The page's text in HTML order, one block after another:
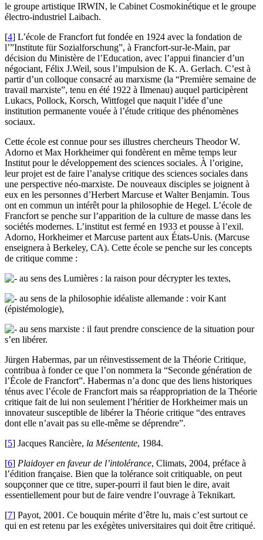
le groupe artistique IRWIN, le Cabinet Cosmokinétique et le groupe
électro-industriel Laibach.
[4] L’école de Francfort fut fondée en 1924 avec la fondation de
l’”Institute für Sozialforschung”, à Francfort-sur-le-Main, par
décision du Ministère de l’Education, avec l’appui financier d’un
négociant, Félix J.Weil, sous l’impulsion de K. A. Gerlach. C’est à
partir d’un colloque consacré au marxisme (la “Première semaine de
travail marxiste”, tenu en été 1922 à Ilmenau) auquel participèrent
Lukacs, Pollock, Korsch, Wittfogel que naquit l’idée d’une
institution permanente vouée à l’étude critique des phénomènes
sociaux.
Cette école est connue pour ses illustres chercheurs Theodor W.
Adorno et Max Horkheimer qui fondèrent en même temps leur
Institut pour le développement des sciences sociales. À l’origine,
leur projet est de faire l’analyse critique des sciences sociales dans
une perspective néo-marxiste. De nouveaux disciples se joignent à
eux en les personnes d’Herbert Marcuse et Walter Benjamin. Tous
ont en commun un intérêt pour la philosophie de Hegel. L’école de
Francfort se penche sur l’apparition de la culture de masse dans les
sociétés modernes. L’institut est fermé en 1933 et pousse à l’exil.
Adorno, Horkheimer et Marcuse partent aux États-Unis. (Marcuse
enseignera à Berkeley, CA). Cette école se penche sur les concepts
de critique comme :
au sens des Lumières : la raison pour décrypter les textes,
au sens de la philosophie idéaliste allemande : voir Kant
(épistémologie),
au sens marxiste : il faut prendre conscience de la situation pour
s’en libérer.
Jürgen Habermas, par un réinvestissement de la Théorie Critique,
contribua à fonder ce que l’on nommera la “Seconde génération de
l’École de Francfort”. Habermas n’a donc que des liens historiques
ténus avec l’école de Francfort mais sa réappropriation de la Théorie
critique fait de lui non seulement l’héritier de Horkheimer mais un
innovateur susceptible de libérer la Théorie critique “des entraves
dont elle n’avait pas su elle-même se déprendre”.
[5] Jacques Rancière, la Mésentente, 1984.
[6] Plaidoyer en faveur de l’intolérance, Climats, 2004, préface à
l’édition française. Bien que la tolérance soit critiquable, on peut
soupçonner que ce titre, super-pourri il faut bien le dire, avait
essentiellement pour but de faire vendre l’ouvrage à Teknikart.
[7] Payot, 2001. Ce bouquin mérite d’être lu, mais c’est surtout ce
qui en est retenu par les exégètes universitaires qui doit être critiqué.